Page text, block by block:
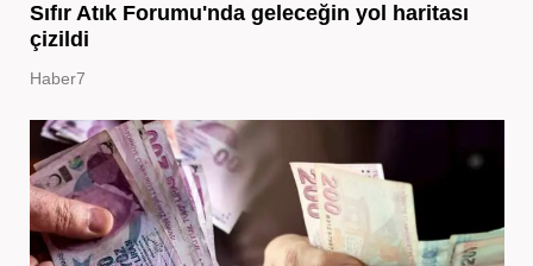
Sıfır Atık Forumu'nda geleceğin yol haritası
çizildi
Haber7